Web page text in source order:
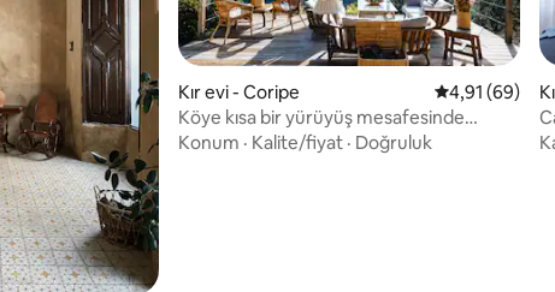
Kır evi - Coripe 5 üzerinden
4,91 (69)
Köye kısa bir yürüyüş mesafesinde
panoramik kabin.
Konum · Kalite/fiyat · Doğruluk